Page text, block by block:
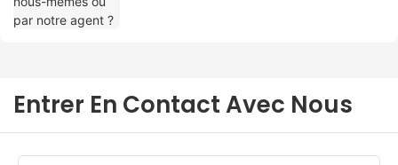
Entrer En Contact Avec Nous